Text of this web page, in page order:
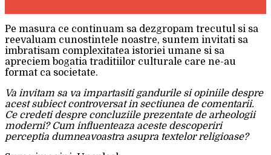
Pe masura ce continuam sa dezgropam trecutul si sa
reevaluam cunostintele noastre, suntem invitati sa
imbratisam complexitatea istoriei umane si sa
apreciem bogatia traditiilor culturale care ne-au
format ca societate.
Va invitam sa va impartasiti gandurile si opiniile despre
acest subiect controversat in sectiunea de comentarii.
Ce credeti despre concluziile prezentate de arheologii
moderni? Cum influenteaza aceste descoperiri
perceptia dumneavoastra asupra textelor religioase?